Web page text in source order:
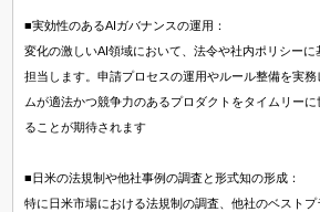
■実効性のあるAIガバナンスの運用：
変化の激しいAI領域において、法令や社内ポリシー
担当します。申請プロセスの運用やルール整備を実
ムが適法かつ競争力のあるプロダクトをタイムリー
ることが期待されます
■日米の法規制や他社事例の調査と形式知の形成：
特に日米市場における法規制の調査、他社のベスト